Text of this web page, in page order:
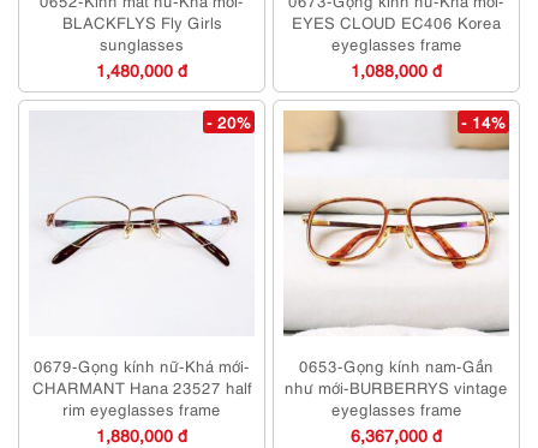
BLACKFLYS Fly Girls
sunglasses
1,480,000 đ
EYES CLOUD EC406 Korea
eyeglasses frame
1,088,000 đ
- 20%
0679-Gọng kính nữ-Khá mới-
CHARMANT Hana 23527 half
rim eyeglasses frame
1,880,000 đ
- 14%
0653-Gọng kính nam-Gần
như mới-BURBERRYS vintage
eyeglasses frame
6,367,000 đ